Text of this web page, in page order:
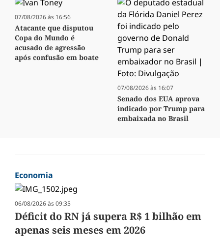
07/08/2026 às 16:56
Atacante que disputou
Copa do Mundo é
acusado de agressão
após confusão em boate
07/08/2026 às 16:07
Senado dos EUA aprova
indicado por Trump para
embaixada no Brasil
Economia
06/08/2026 às 09:35
Déficit do RN já supera R$ 1 bilhão em
apenas seis meses em 2026